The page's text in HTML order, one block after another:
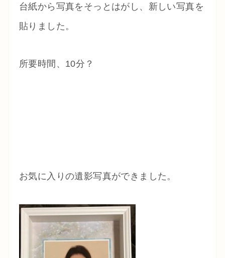
台紙から写真をそっとはがし、新しい写真を
貼りました。
所要時間、10分？
お気に入りの遺影写真ができました。